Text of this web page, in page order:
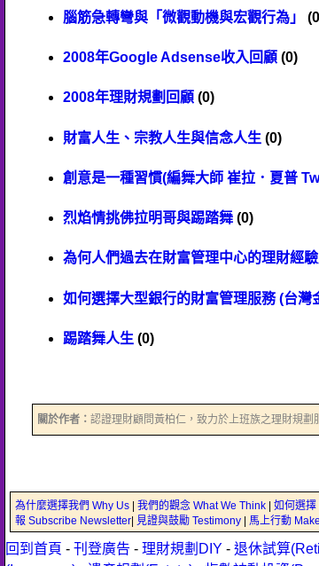
關於作者： 認證理財顧問黃柏仁，致力於上班族之理財規劃
腦筋急轉彎與「微觀動機與宏觀行為」
2008年Google Adsense收入回顧 (0)
2008年理財規劃回顧 (0)
財富人生、宗教人生與信念人生 (0)
創意是一種習慣(編舞大師 崔拉．夏普
烈焰情挑佛拉明哥與踢踏舞 (0)
為何人們過去在財富管理中心的理財經
如何選擇大型銀行的財富管理服務 (台灣
踢踏舞人生 (0)
為什麼選擇我們 Why Us 我們的觀念 What We Think 如何選擇
報 Subscribe Newsletter 見證與鼓勵 Testimony 馬上行動
回到首頁 - 刊登廣告 - 理財規劃DIY - 退休試算